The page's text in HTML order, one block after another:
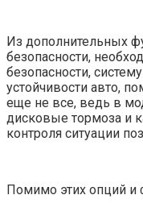
Из дополнительных
безопасности,
безопасности,
устойчивости авто,
еще не все, ведь в
дисковые тормоза и
контроля ситуации
Помимо этих опций и